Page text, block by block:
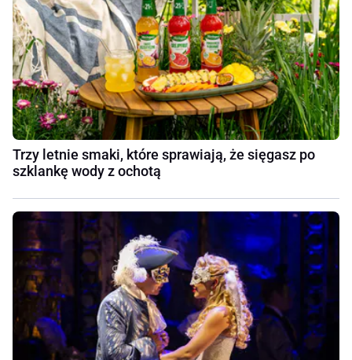
Trzy letnie smaki, które sprawiają, że sięgasz po
szklankę wody z ochotą